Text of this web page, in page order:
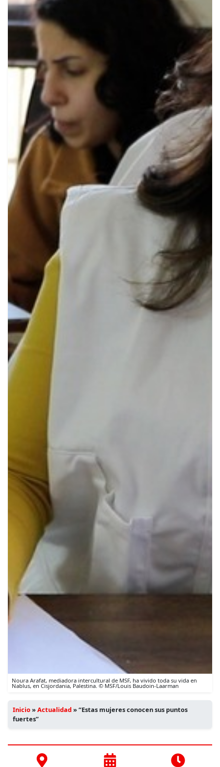
Noura Arafat, mediadora intercultural de MSF, ha vivido toda su vida en
Nablus, en Cisjordania, Palestina. © MSF/Louis Baudoin-Laarman
Inicio»Actualidad»“Estas mujeres conocen sus puntos
fuertes”